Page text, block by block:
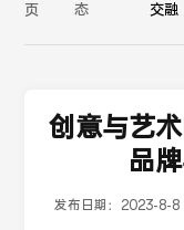
页 态 交融
创意与艺
品
发布日期： 2023-8-8